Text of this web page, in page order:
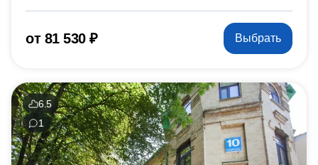
от 81 530 ₽ Выбрать
6.5
1